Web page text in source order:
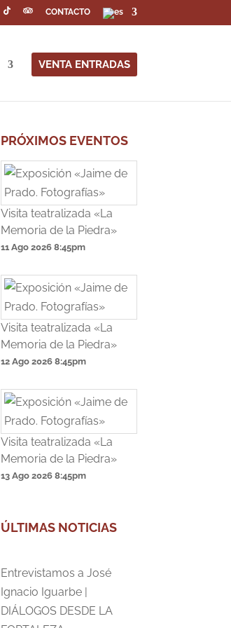
CONTACTO
VENTA ENTRADAS
PRÓXIMOS EVENTOS
Visita teatralizada «La
Memoria de la Piedra»
11 Ago 2026 8:45pm
Visita teatralizada «La
Memoria de la Piedra»
12 Ago 2026 8:45pm
Visita teatralizada «La
Memoria de la Piedra»
13 Ago 2026 8:45pm
ÚLTIMAS NOTICIAS
Entrevistamos a José
Ignacio Iguarbe |
DIÁLOGOS DESDE LA